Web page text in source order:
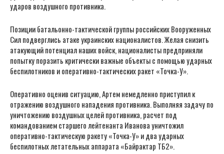
ударов воздушного противника.
Позиции батальонно-тактической группы российских Вооруженных
Сил подверглись атаке украинских националистов. Желая снизить
атакующий потенциал наших войск, националисты предприняли
попытку поразить критически важные объекты с помощью ударных
беспилотников и оперативно-тактических ракет «Точка-У».
Оперативно оценив ситуацию, Артем немедленно приступил к
отражению воздушного нападения противника. Выполняя задачу по
уничтожению воздушных целей противника, расчет под
командованием старшего лейтенанта Иванова уничтожил
оперативно-тактическую ракету «Точка-У» и два ударных
беспилотных летательных аппарата «Байрактар ТБ2».